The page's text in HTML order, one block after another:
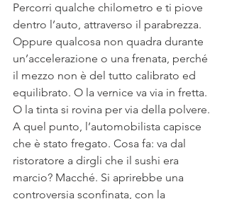
Percorri qualche chilometro e ti piove
dentro l’auto, attraverso il parabrezza.
Oppure qualcosa non quadra durante
un’accelerazione o una frenata, perché
il mezzo non è del tutto calibrato ed
equilibrato. O la vernice va via in fretta.
O la tinta si rovina per via della polvere.
A quel punto, l’automobilista capisce
che è stato fregato. Cosa fa: va dal
ristoratore a dirgli che il sushi era
marcio? Macché. Si aprirebbe una
controversia sconfinata, con la